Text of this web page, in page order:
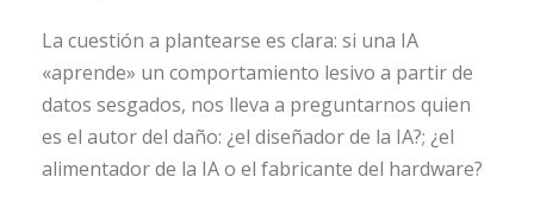
La cuestión a plantearse es clara: si una IA
«aprende» un comportamiento lesivo a partir de
datos sesgados, nos lleva a preguntarnos quien
es el autor del daño: ¿el diseñador de la IA?; ¿el
alimentador de la IA o el fabricante del hardware?